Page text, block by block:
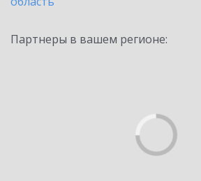
Партнеры в вашем регионе: